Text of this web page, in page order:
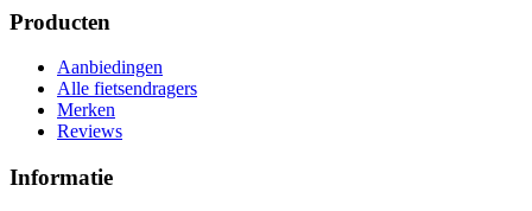
Producten
Aanbiedingen
Alle fietsendragers
Merken
Reviews
Informatie